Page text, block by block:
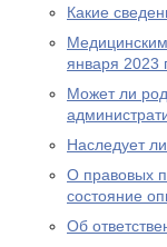
Какие
января 2023
Может ли
Наследует
О правовых
состояние
Об